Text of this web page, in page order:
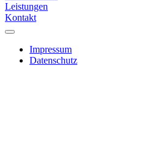
Leistungen
Kontakt
Impressum
Datenschutz